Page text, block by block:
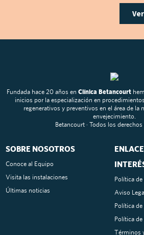
Fundada hace 20 años en Clínica Betancourt
inicios por la especialización en
regenerativos y preventivos en el área de la
envejecimiento.
Betancourt · Todos los
SOBRE NOSOTROS
Conoce al Equipo
Visita las instalaciones
Últimas noticias
Política
Aviso
Política de
Política
Términos